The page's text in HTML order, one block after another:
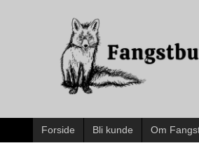
Forside Bli kunde Om